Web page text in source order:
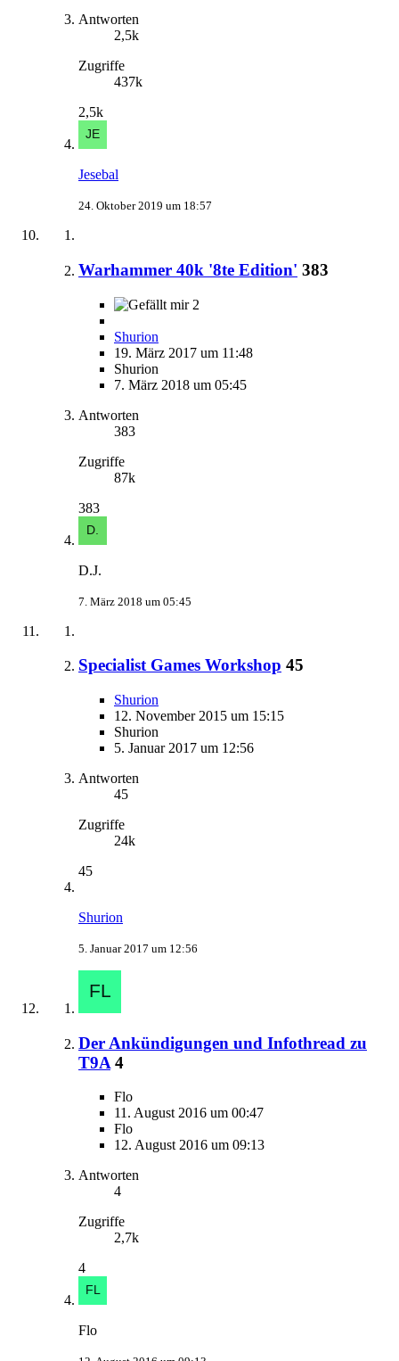
Antworten
2,5k
Zugriffe
437k
2,5k
Jesebal
24. Oktober 2019 um 18:57
Warhammer 40k '8te Edition' 383
2
Shurion
19. März 2017 um 11:48
Shurion
7. März 2018 um 05:45
Antworten
383
Zugriffe
87k
383
D.J.
7. März 2018 um 05:45
Specialist Games Workshop 45
Shurion
12. November 2015 um 15:15
Shurion
5. Januar 2017 um 12:56
Antworten
45
Zugriffe
24k
45
Shurion
5. Januar 2017 um 12:56
Der Ankündigungen und Infothread zu
T9A 4
Flo
11. August 2016 um 00:47
Flo
12. August 2016 um 09:13
Antworten
4
Zugriffe
2,7k
4
Flo